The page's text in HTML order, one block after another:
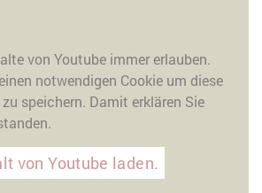
von Youtube immer erlauben.
notwendigen Cookie um diese
speichern. Damit erklären Sie
von Youtube laden.